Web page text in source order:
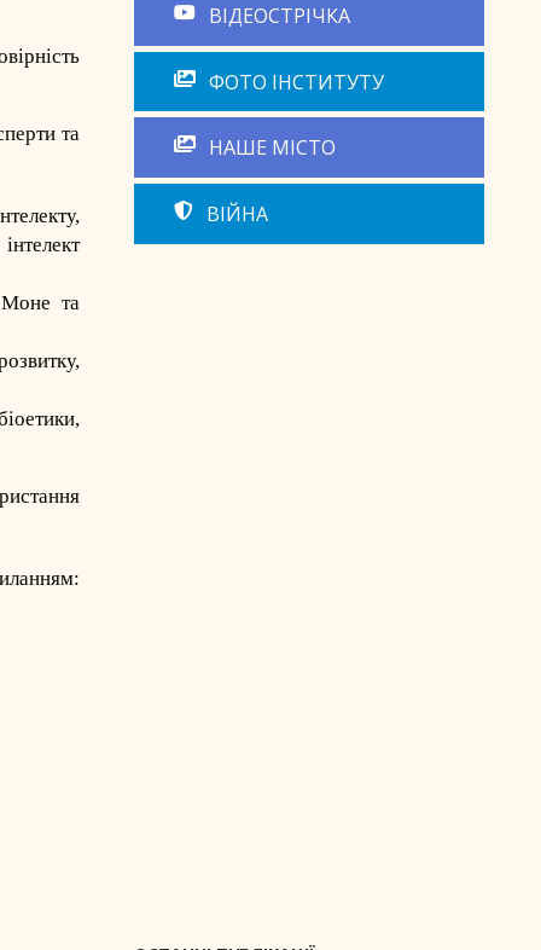
та
Моне та
ВІДЕОСТРІЧКА
ФОТО ІНСТИТУТУ
НАШЕ МІСТО
ВІЙНА